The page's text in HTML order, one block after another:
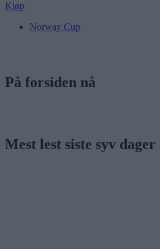
Kjøp
Norway Cup
På forsiden nå
Mest lest siste syv dager